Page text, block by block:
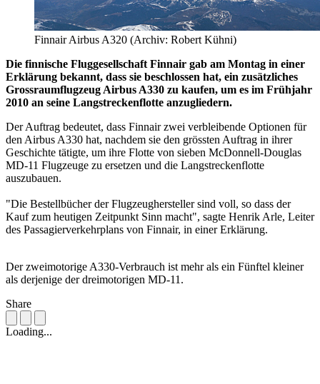
Finnair Airbus A320 (Archiv: Robert Kühni)
Die finnische Fluggesellschaft Finnair gab am Montag in einer
Erklärung bekannt, dass sie beschlossen hat, ein zusätzliches
Grossraumflugzeug Airbus A330 zu kaufen, um es im Frühjahr
2010 an seine Langstreckenflotte anzugliedern.
Der Auftrag bedeutet, dass Finnair zwei verbleibende Optionen für
den Airbus A330 hat, nachdem sie den grössten Auftrag in ihrer
Geschichte tätigte, um ihre Flotte von sieben McDonnell-Douglas
MD-11 Flugzeuge zu ersetzen und die Langstreckenflotte
auszubauen.
"Die Bestellbücher der Flugzeughersteller sind voll, so dass der
Kauf zum heutigen Zeitpunkt Sinn macht", sagte Henrik Arle, Leiter
des Passagierverkehrplans von Finnair, in einer Erklärung.
Der zweimotorige A330-Verbrauch ist mehr als ein Fünftel kleiner
als derjenige der dreimotorigen MD-11.
Share
Loading...